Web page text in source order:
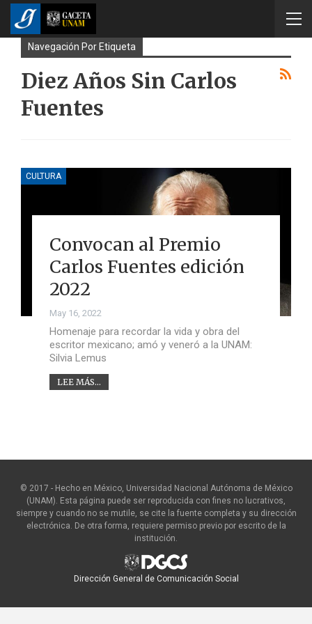
Navegación Por Etiqueta
Diez Años Sin Carlos
Fuentes
CULTURA
Convocan al Premio
Carlos Fuentes edición
2022
May 16, 2022
Homenaje para recordar la vida y obra del
escritor mexicano; amó y veneró a la UNAM:
Silvia Lemus
LEE MÁS...
© 2017 - Hecho en México, Universidad Nacional Autónoma de México
(UNAM). Esta página puede ser reproducida con fines no lucrativos,
siempre y cuando no se mutile, se cite la fuente completa y su dirección
electrónica. De otra forma, requiere permiso previo por escrito de la
institución.
Dirección General de Comunicación Social